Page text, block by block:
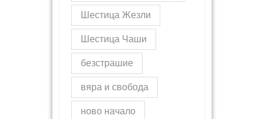
Шестица Жезли
Шестица Чаши
безстрашие
вяра и свобода
ново начало